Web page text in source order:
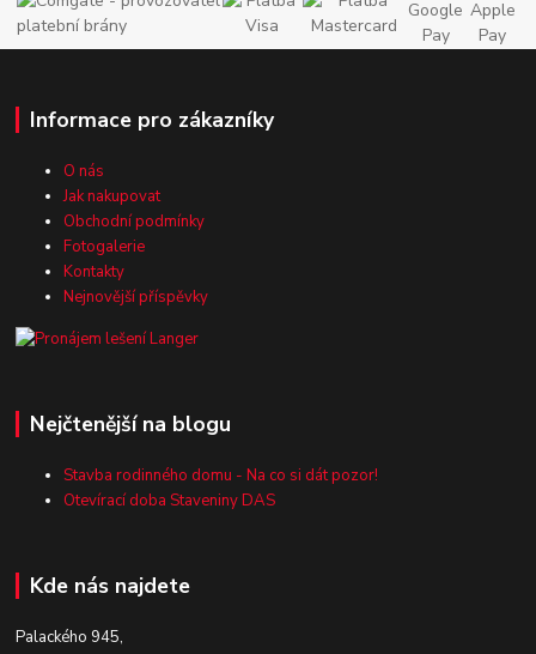
Informace pro zákazníky
O nás
Jak nakupovat
Obchodní podmínky
Fotogalerie
Kontakty
Nejnovější příspěvky
Nejčtenější na blogu
Stavba rodinného domu - Na co si dát pozor!
Otevírací doba Staveniny DAS
Kde nás najdete
Palackého 945,